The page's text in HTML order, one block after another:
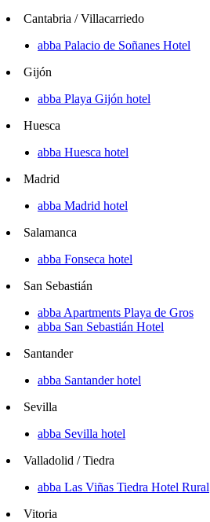
Cantabria / Villacarriedo
abba Palacio de Soñanes Hotel
Gijón
abba Playa Gijón hotel
Huesca
abba Huesca hotel
Madrid
abba Madrid hotel
Salamanca
abba Fonseca hotel
San Sebastián
abba Apartments Playa de Gros
abba San Sebastián Hotel
Santander
abba Santander hotel
Sevilla
abba Sevilla hotel
Valladolid / Tiedra
abba Las Viñas Tiedra Hotel Rural
Vitoria